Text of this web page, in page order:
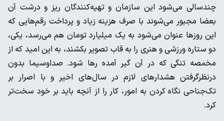
چندسالی می‌شود این سازمان و تهیه‌کنندگان ریز و درشت آن
بعضا مجبور می‌شوند با صرف هزینه زیاد و پرداخت رقم‌هایی که
این روز‌ها عنوان می‌شود به یک میلیارد تومان هم می‌رسد، یکی،
دو ستاره ورزشی و هنری را به قاب تصویر بکشند، به این امید که از
مخمصه تنگی که در آن گیر آمده رها شود. صداوسیما بدون
درنظرگرفتن هشدار‌های لازم در سال‌های اخیر و با اصرار بر
تک‌جناحی نگاه کردن به امور، کار را از آنچه باید بر خود سخت‌تر
کرد.